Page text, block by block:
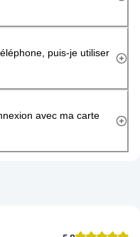
puis-je utiliser
avec ma carte